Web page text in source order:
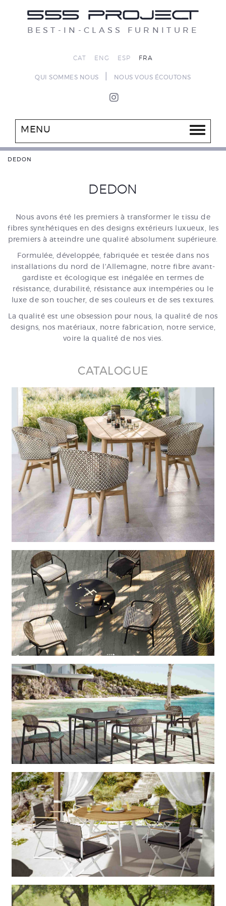
BEST-IN-CLASS FURNITURE
CAT ENG ESP FRA
QUI SOMMES NOUS NOUS VOUS ÉCOUTONS
MENU
DEDON
DEDON
Nous avons été les premiers à transformer le tissu de
fibres synthétiques en des designs extérieurs luxueux, les
premiers à atteindre une qualité absolument supérieure.
Formulée, développée, fabriquée et testée dans nos
installations du nord de l'Allemagne, notre fibre avant-
gardiste et écologique est inégalée en termes de
résistance, durabilité, résistance aux intempéries ou le
luxe de son toucher, de ses couleurs et de ses textures.
La qualité est une obsession pour nous, la qualité de nos
designs, nos matériaux, notre fabrication, notre service,
voire la qualité de nos vies.
CATALOGUE